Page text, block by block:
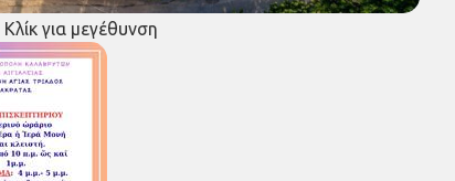
Κλίκ για μεγέθυνση